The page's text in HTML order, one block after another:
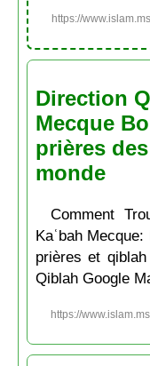
https://
Direction
Mecque
prières
monde
Comment
Kaʿbah
prières et
Qiblah Google
https://